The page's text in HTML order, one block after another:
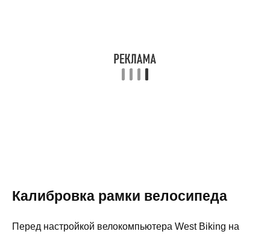
Калибровка рамки велосипеда
Перед настройкой велокомпьютера West Biking на